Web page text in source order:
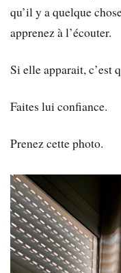
qu’il y a quelque
apprenez à l’écouter.
Si elle apparait, c’est
Faites lui confiance.
Prenez cette photo.